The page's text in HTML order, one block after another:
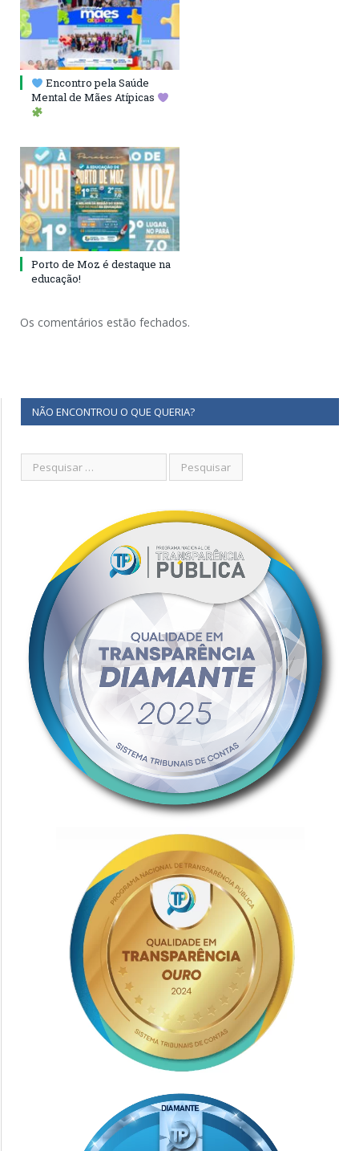
Encontro pela Saúde
Mental de Mães Atípicas
Porto de Moz é destaque na
educação!
Os comentários estão fechados.
NÃO ENCONTROU O QUE QUERIA?